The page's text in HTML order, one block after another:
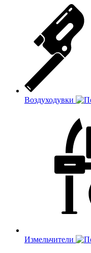
Воздуходувки
Измельчители